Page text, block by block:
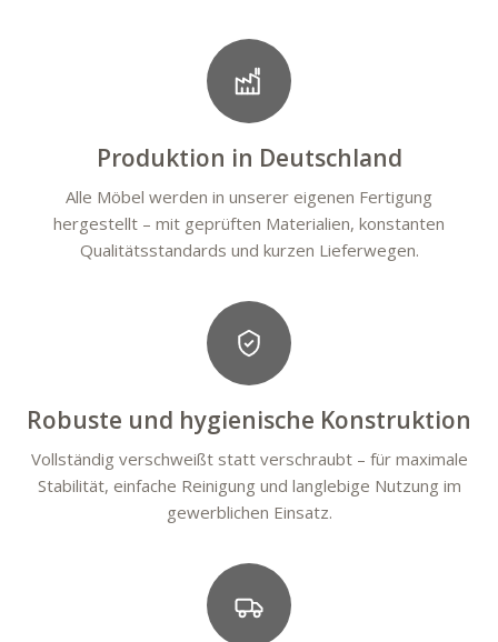
Produktion in Deutschland
Alle Möbel werden in unserer eigenen Fertigung
hergestellt – mit geprüften Materialien, konstanten
Qualitätsstandards und kurzen Lieferwegen.
Robuste und hygienische Konstruktion
Vollständig verschweißt statt verschraubt – für maximale
Stabilität, einfache Reinigung und langlebige Nutzung im
gewerblichen Einsatz.